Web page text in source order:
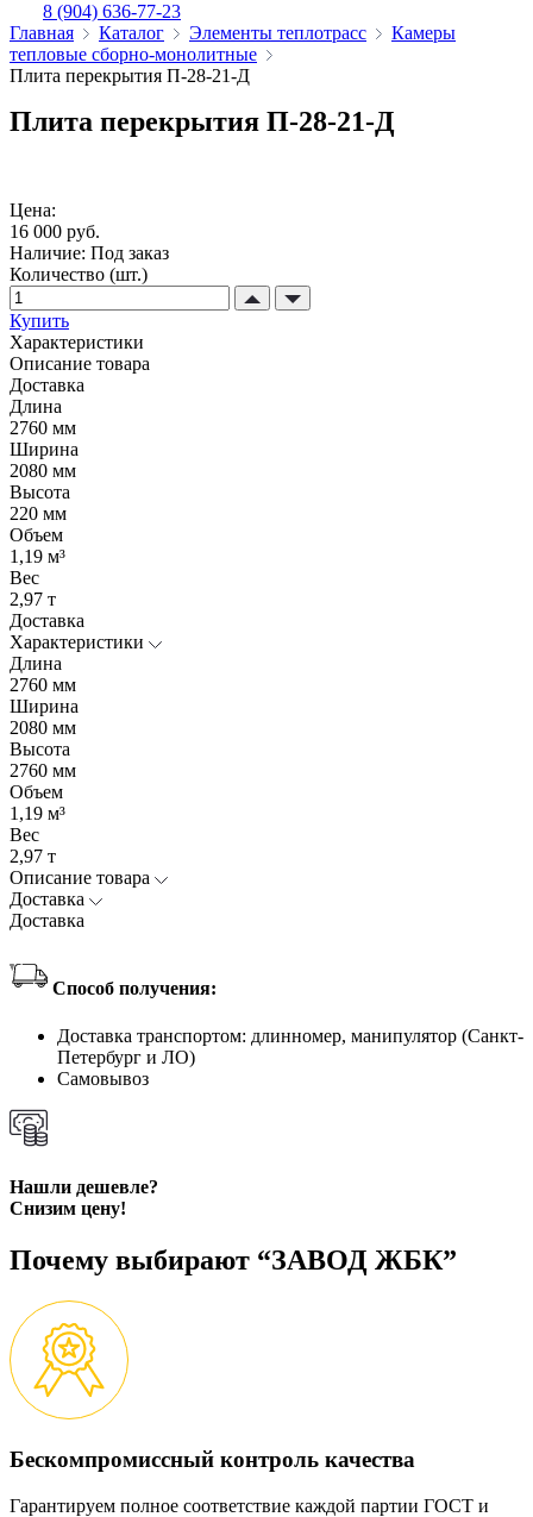
8 (904) 636-77-23
Главная
Каталог Элементы теплотрасс
Камеры
тепловые сборно-монолитные
Плита перекрытия П-28-21-Д
Плита перекрытия П-28-21-Д
Цена:
16 000 руб.
Наличие: Под заказ
Количество (шт.)
Купить
Характеристики
Описание товара
Доставка
Длина
2760 мм
Ширина
2080 мм
Высота
220 мм
Объем
1,19 м³
Вес
2,97 т
Доставка
Характеристики
Длина
2760 мм
Ширина
2080 мм
Высота
2760 мм
Объем
1,19 м³
Вес
2,97 т
Описание товара
Доставка
Доставка
Способ получения:
Доставка транспортом: длинномер, манипулятор (Санкт-
Петербург и ЛО)
Самовывоз
Нашли дешевле?
Снизим цену!
Почему выбирают “ЗАВОД ЖБК”
Бескомпромиссный контроль качества
Гарантируем полное соответствие каждой партии ГОСТ и